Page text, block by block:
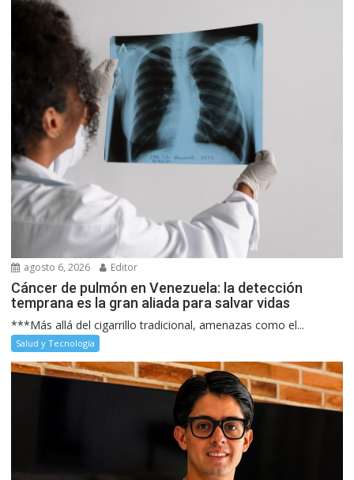
agosto 6, 2026 Editor
Cáncer de pulmón en Venezuela: la detección
temprana es la gran aliada para salvar vidas
***Más allá del cigarrillo tradicional, amenazas como el...
Salud y Tecnología